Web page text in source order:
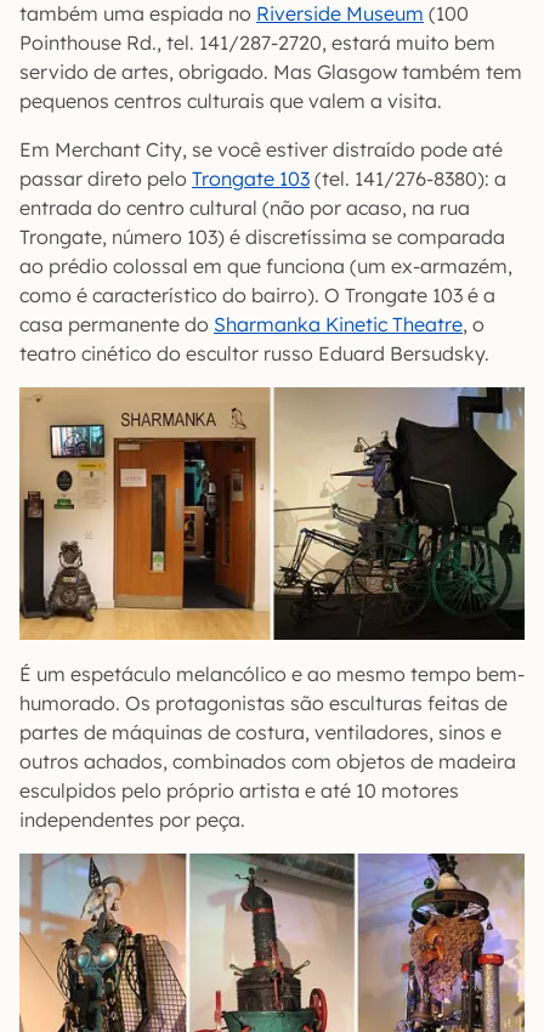
também uma espiada no Riverside Museum (100
Pointhouse Rd., tel. 141/287-2720, estará muito bem
servido de artes, obrigado. Mas Glasgow também tem
pequenos centros culturais que valem a visita.
Em Merchant City, se você estiver distraído pode até
passar direto pelo Trongate 103 (tel. 141/276-8380): a
entrada do centro cultural (não por acaso, na rua
Trongate, número 103) é discretíssima se comparada
ao prédio colossal em que funciona (um ex-armazém,
como é característico do bairro). O Trongate 103 é a
casa permanente do Sharmanka Kinetic Theatre, o
teatro cinético do escultor russo Eduard Bersudsky.
É um espetáculo melancólico e ao mesmo tempo bem-
humorado. Os protagonistas são esculturas feitas de
partes de máquinas de costura, ventiladores, sinos e
outros achados, combinados com objetos de madeira
esculpidos pelo próprio artista e até 10 motores
independentes por peça.